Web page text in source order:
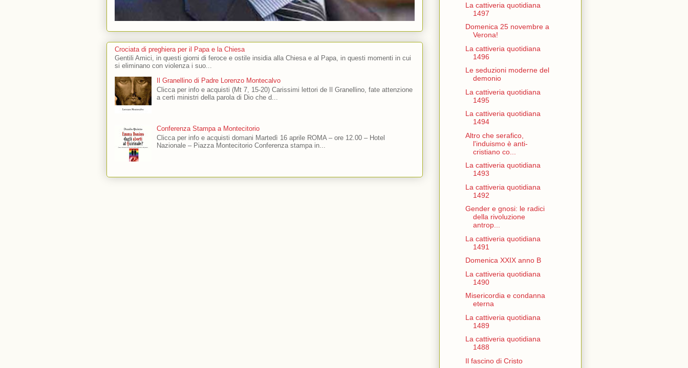
Crociata di preghiera per il Papa e la Chiesa
Gentili Amici, in questi giorni di feroce e ostile insidia alla Chiesa e al Papa, in questi momenti in cui
si eliminano con violenza i suo...
Il Granellino di Padre Lorenzo Montecalvo
Clicca per info e acquisti (Mt 7, 15-20) Carissimi lettori de Il Granellino, fate attenzione
a certi ministri della parola di Dio che d...
Conferenza Stampa a Montecitorio
Clicca per info e acquisti domani Martedì 16 aprile ROMA – ore 12.00 – Hotel
Nazionale – Piazza Montecitorio Conferenza stampa in...
La cattiveria quotidiana
1497
Domenica 25 novembre a
Verona!
La cattiveria quotidiana
1496
Le seduzioni moderne del
demonio
La cattiveria quotidiana
1495
La cattiveria quotidiana
1494
Altro che serafico,
l'induismo è anti-
cristiano co...
La cattiveria quotidiana
1493
La cattiveria quotidiana
1492
Gender e gnosi: le radici
della rivoluzione
antrop...
La cattiveria quotidiana
1491
Domenica XXIX anno B
La cattiveria quotidiana
1490
Misericordia e condanna
eterna
La cattiveria quotidiana
1489
La cattiveria quotidiana
1488
Il fascino di Cristo